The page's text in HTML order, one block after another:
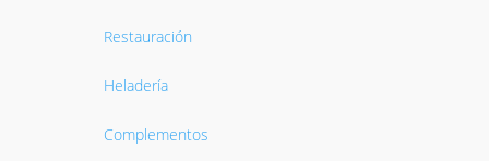
Restauración
Heladería
Complementos